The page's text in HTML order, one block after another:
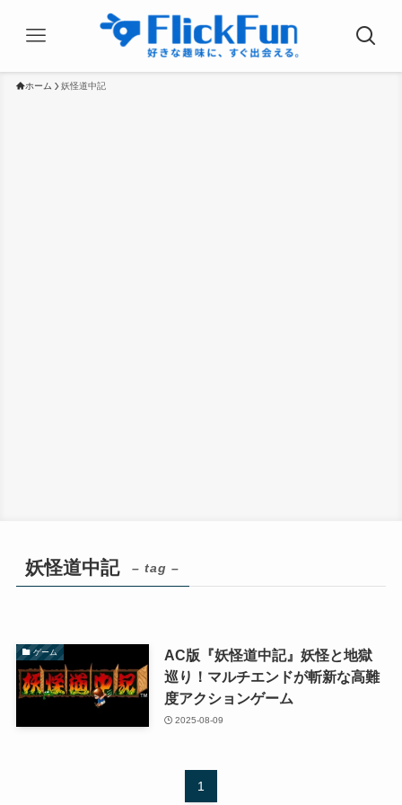
ホーム 妖怪道中記
妖怪道中記 – tag –
ゲーム
AC版『妖怪道中記』妖怪と地獄
巡り！マルチエンドが斬新な高難
度アクションゲーム
2025-08-09
1